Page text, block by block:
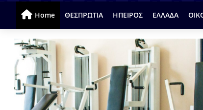
Home ΘΕΣΠΡΩΤΙΑ ΗΠΕΙΡΟΣ ΕΛΛΑΔΑ